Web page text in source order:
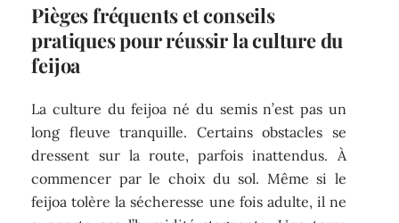
Pièges fréquents et conseils
pratiques pour réussir la culture du
feijoa
La culture du feijoa né du semis n’est pas un
long fleuve tranquille. Certains obstacles se
dressent sur la route, parfois inattendus. À
commencer par le choix du sol. Même si le
feijoa tolère la sécheresse une fois adulte, il ne